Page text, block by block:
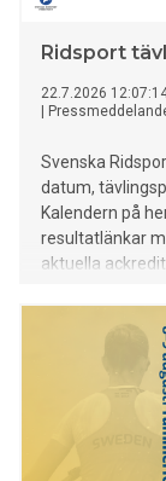
Ridsport
22.7.2026
Svenska
datum,
Kalendern på
resultatlänkar
aktuella